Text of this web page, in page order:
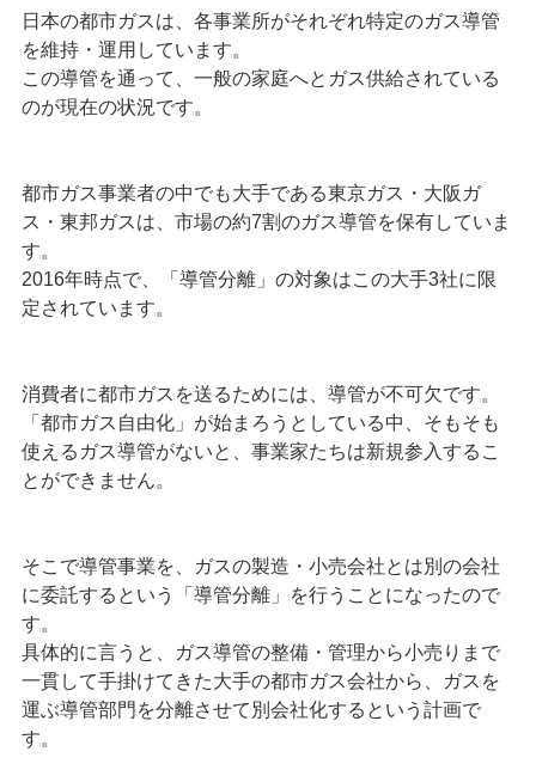
日本の都市ガスは、各事業所がそれぞれ特定のガス導管
を維持・運用しています。
この導管を通って、一般の家庭へとガス供給されている
のが現在の状況です。
都市ガス事業者の中でも大手である東京ガス・大阪ガ
ス・東邦ガスは、市場の約7割のガス導管を保有していま
す。
2016年時点で、「導管分離」の対象はこの大手3社に限
定されています。
消費者に都市ガスを送るためには、導管が不可欠です。
「都市ガス自由化」が始まろうとしている中、そもそも
使えるガス導管がないと、事業家たちは新規参入するこ
とができません。
そこで導管事業を、ガスの製造・小売会社とは別の会社
に委託するという「導管分離」を行うことになったので
す。
具体的に言うと、ガス導管の整備・管理から小売りまで
一貫して手掛けてきた大手の都市ガス会社から、ガスを
運ぶ導管部門を分離させて別会社化するという計画で
す。